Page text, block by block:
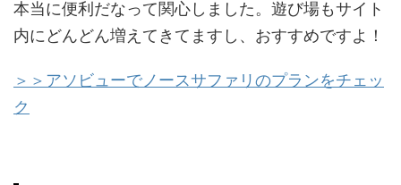
本当に便利だなって関心しました。遊び場もサイト
内にどんどん増えてきてますし、おすすめですよ！
＞＞アソビューでノースサファリのプランをチェッ
ク